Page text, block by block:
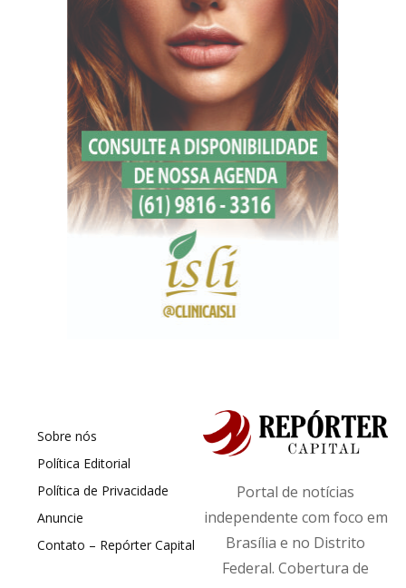
Sobre nós
Política Editorial
Política de Privacidade
Anuncie
Contato – Repórter Capital
Portal de notícias
independente com foco em
Brasília e no Distrito
Federal. Cobertura de